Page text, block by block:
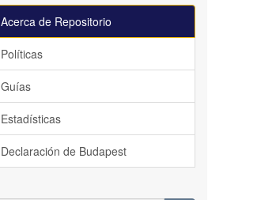
Acerca de Repositorio
Políticas
Guías
Estadísticas
Declaración de Budapest